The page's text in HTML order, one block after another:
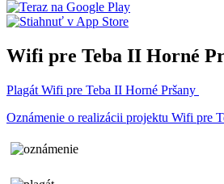
Wifi pre Teba II Horné
Plagát Wifi pre Teba II Horné Pršany
Oznámenie o realizácii projektu Wifi pre